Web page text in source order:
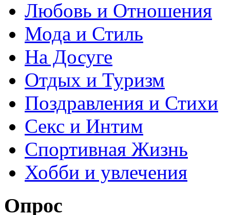
Любовь и Отношения
Мода и Стиль
На Досуге
Отдых и Туризм
Поздравления и Стихи
Секс и Интим
Спортивная Жизнь
Хобби и увлечения
Опрос